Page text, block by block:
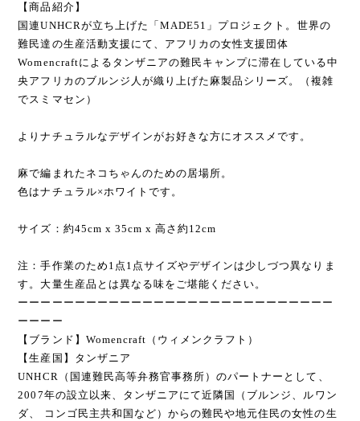
【商品紹介】
国連UNHCRが立ち上げた「MADE51」プロジェクト。世界の
難民達の生産活動支援にて、アフリカの女性支援団体
Womencraftによるタンザニアの難民キャンプに滞在している中
央アフリカのブルンジ人が織り上げた麻製品シリーズ。（複雑
でスミマセン）
よりナチュラルなデザインがお好きな方にオススメです。
麻で編まれたネコちゃんのための居場所。
色はナチュラル×ホワイトです。
サイズ：約45cm x 35cm x 高さ約12cm
注：手作業のため1点1点サイズやデザインは少しづつ異なりま
す。大量生産品とは異なる味をご堪能ください。
ーーーーーーーーーーーーーーーーーーーーーーーーーーーー
ーーーー
【ブランド】Womencraft（ウィメンクラフト）
【生産国】タンザニア
UNHCR（国連難民高等弁務官事務所）のパートナーとして、
2007年の設立以来、タンザニアにて近隣国（ブルンジ、ルワン
ダ、 コンゴ民主共和国など）からの難民や地元住民の女性の生